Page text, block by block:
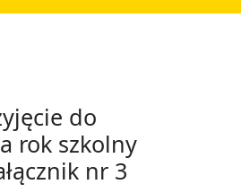
do
rok szkolny
nr 3